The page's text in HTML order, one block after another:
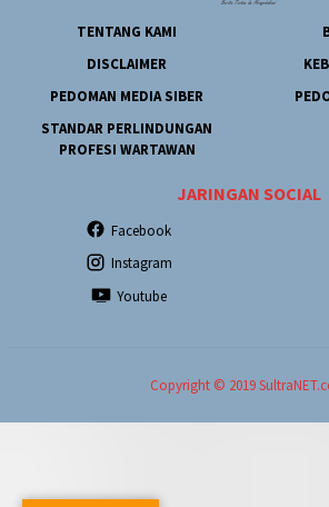
TENTANG KAMI
DISCLAIMER
PEDOMAN MEDIA SIBER
STANDAR PERLINDUNGAN
PROFESI WARTAWAN
JARINGAN SOCIAL
Facebook
Instagram
Youtube
Copyright © 2019